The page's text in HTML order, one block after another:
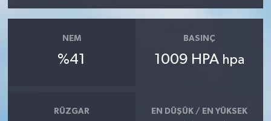
NEM
%41
BASINÇ
1009 HPA hpa
RÜZGAR EN DÜŞÜK / EN YÜKSEK